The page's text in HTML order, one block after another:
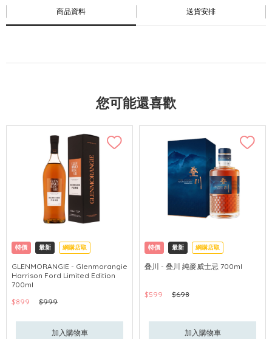
商品資料 送貨安排
您可能還喜歡
特價 最新 網購店取
GLENMORANGIE - Glenmorangie
Harrison Ford Limited Edition
700ml
$899
$999
加入購物車
特價 最新 網購店取
叠川 - 叠川 純麥威士忌 700ml
$599 $698
加入購物車